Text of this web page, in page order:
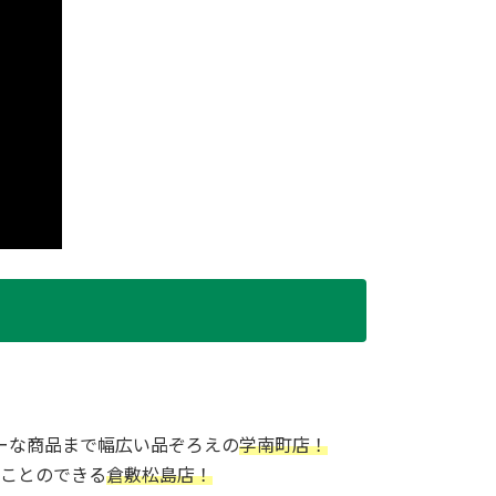
商品まで幅広い品ぞろえの学南町店！
とのできる倉敷松島店！